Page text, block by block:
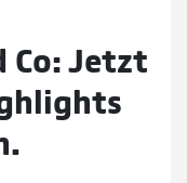
Co: Jetzt